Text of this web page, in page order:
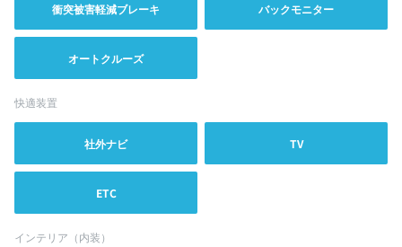
衝突被害軽減ブレーキ バックモニター
オートクルーズ
快適装置
社外ナビ TV
ETC
インテリア（内装）